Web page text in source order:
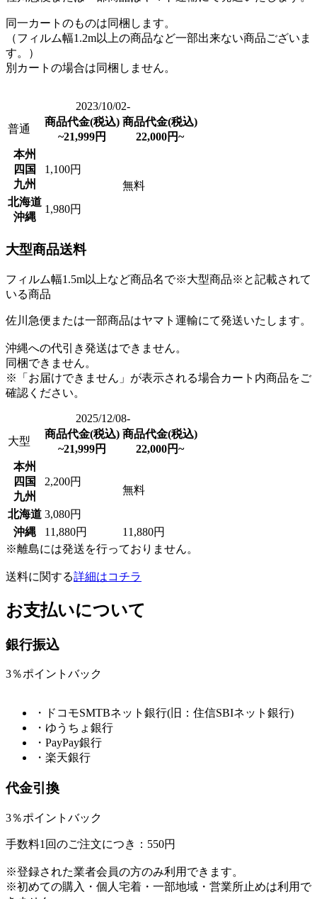
同一カートのものは同梱します。
（フィルム幅1.2m以上の商品など一部出来ない商品ございま
す。）
別カートの場合は同梱しません。
普通
商品代金(税込)
~21,999円
商品代金(税込)
22,000円~
本州
四国
九州
1,100円
無料
北海道
沖縄
1,980円
2023/10/02-
大型商品送料
フィルム幅1.5m以上など商品名で※大型商品※と記載されて
いる商品
佐川急便または一部商品はヤマト運輸にて発送いたします。
沖縄への代引き発送はできません。
同梱できません。
※「お届けできません」が表示される場合カート内商品をご
確認ください。
大型
商品代金(税込)
~21,999円
商品代金(税込)
22,000円~
本州
四国
九州
2,200円
無料
北海道 3,080円
沖縄
11,880円 11,880円
2025/12/08-
※離島には発送を行っておりません。
送料に関する詳細はコチラ
お支払いについて
銀行振込
3％ポイントバック
・ドコモSMTBネット銀行(旧：住信SBIネット銀行)
・ゆうちょ銀行
・PayPay銀行
・楽天銀行
代金引換
3％ポイントバック
手数料1回のご注文につき：550円
※登録された業者会員の方のみ利用できます。
※初めての購入・個人宅着・一部地域・営業所止めは利用で